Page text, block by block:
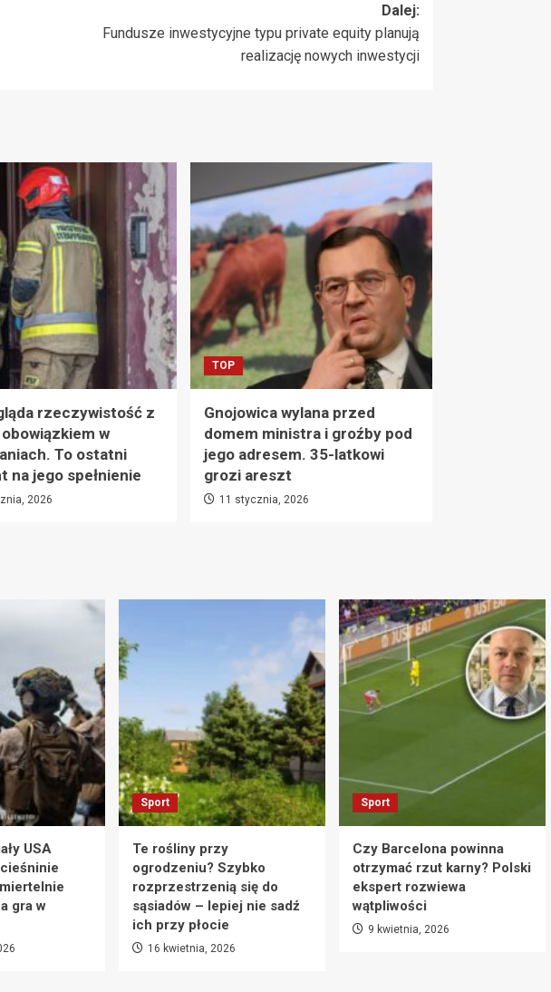
Dalej:
Fundusze inwestycyjne typu private equity planują
realizację nowych inwestycji
rzeczywistość z
w
To ostatni
na jego spełnienie
2026
TOP
Gnojowica wylana przed
domem ministra i groźby pod
jego adresem. 35-latkowi
grozi areszt
11 stycznia, 2026
USA
gra w
Sport
Te rośliny przy
ogrodzeniu? Szybko
rozprzestrzenią się do
sąsiadów – lepiej nie sadź
ich przy płocie
16 kwietnia, 2026
Sport
Czy Barcelona powinna
otrzymać rzut karny? Polski
ekspert rozwiewa
wątpliwości
9 kwietnia, 2026